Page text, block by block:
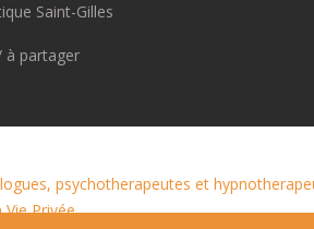
Saint-Gilles
à partager
psychotherapeutes et
Privée